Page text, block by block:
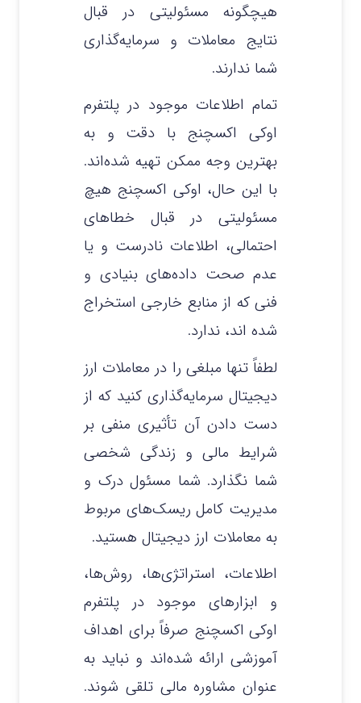
هیچگونه مسئولیتی در قبال
نتایج معاملات و سرمایه‌گذاری
شما ندارند.
تمام اطلاعات موجود در پلتفرم
اوکی اکسچنج با دقت و به
بهترین وجه ممکن تهیه شده‌اند.
با این حال، اوکی اکسچنج هیچ
مسئولیتی در قبال خطاهای
احتمالی، اطلاعات نادرست و یا
عدم صحت داده‌های بنیادی و
فنی که از منابع خارجی استخراج
شده‌ اند، ندارد.
لطفاً تنها مبلغی را در معاملات ارز
دیجیتال سرمایه‌گذاری کنید که از
دست دادن آن تأثیری منفی بر
شرایط مالی و زندگی شخصی
شما نگذارد. شما مسئول درک و
مدیریت کامل ریسک‌های مربوط
به معاملات ارز دیجیتال هستید.
اطلاعات، استراتژی‌ها، روش‌ها،
و ابزارهای موجود در پلتفرم
اوکی اکسچنج صرفاً برای اهداف
آموزشی ارائه شده‌اند و نباید به
عنوان مشاوره مالی تلقی شوند.